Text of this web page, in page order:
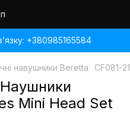
+380985165584
навушники Beretta CF081-
Mini Head Set